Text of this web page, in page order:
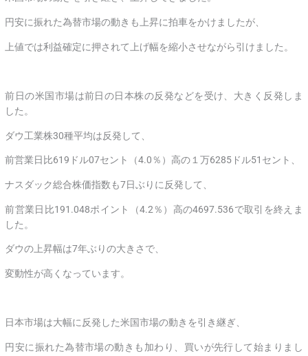
円安に振れた為替市場の動きも上昇に拍車をかけましたが、
上値では利益確定に押されて上げ幅を縮小させながら引けました。
前日の米国市場は前日の日本株の反発などを受け、大きく反発しま
した。
ダウ工業株30種平均は反発して、
前営業日比619ドル07セント（4.0％）高の１万6285ドル51セント、
ナスダック総合株価指数も7日ぶりに反発して、
前営業日比191.048ポイント（4.2％）高の4697.536で取引を終えま
した。
ダウの上昇幅は7年ぶりの大きさで、
変動性が高くなっています。
日本市場は大幅に反発した米国市場の動きを引き継ぎ、
円安に振れた為替市場の動きも加わり、買いが先行して始まりまし